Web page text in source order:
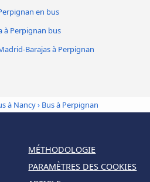
en bus
à Perpignan bus
Barajas à Perpignan
à Nancy› Bus à Perpignan
MÉTHODOLOGIE
PARAMÈTRES DES COOKIES